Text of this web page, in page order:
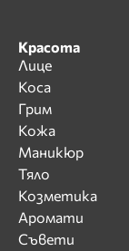
Красота
Лице
Коса
Грим
Кожа
Маникюр
Тяло
Козметика
Аромати
Съвети